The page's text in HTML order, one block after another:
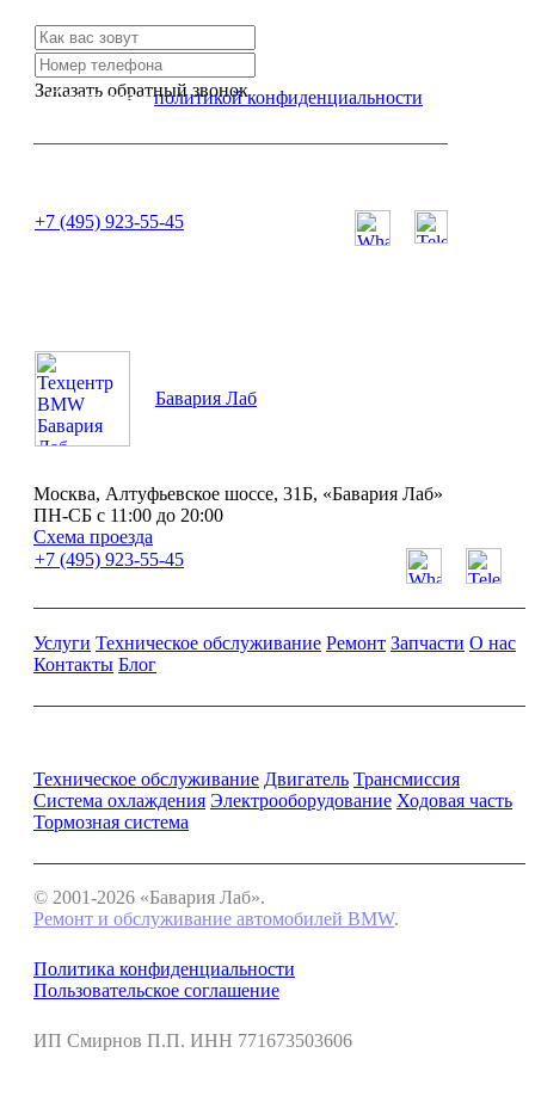
Заказать обратный звонок
Я согласен сполитикой конфиденциальности
+7 (495) 923-55-45
Бавария Лаб
Москва, Алтуфьевское шоссе, 31Б, «Бавария Лаб»
ПН-СБ с 11:00 до 20:00
Схема проезда
+7 (495) 923-55-45
Услуги Техническое обслуживание Ремонт Запчасти О нас
Контакты Блог
Техническое обслуживание Двигатель Трансмиссия
Система охлаждения Электрооборудование Ходовая часть
Тормозная система
© 2001-2026 «Бавария Лаб».
Ремонт и обслуживание автомобилей BMW.
Политика конфиденциальности
Пользовательское соглашение
ИП Смирнов П.П. ИНН 771673503606